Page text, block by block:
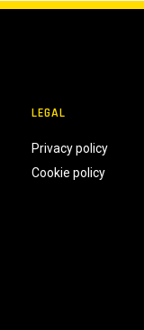
LEGAL
Privacy policy
Cookie policy